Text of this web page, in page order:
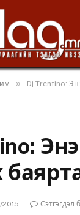
» Dj Trentino:
2015 Сэтгэгдэл